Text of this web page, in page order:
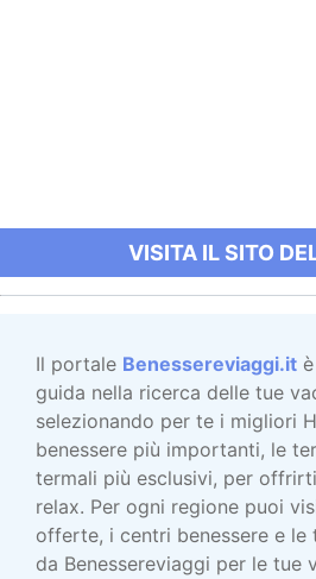
VISITA IL SITO
Il portale Benessereviaggi.it
guida nella ricerca delle tue
selezionando per te i migliori
benessere più importanti, le
termali più esclusivi, per
relax. Per ogni regione puoi
offerte, i centri benessere e le
da Benessereviaggi per le tue